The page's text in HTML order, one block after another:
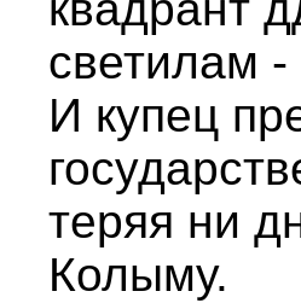
светилам
И купец
теряя ни
Колыму.